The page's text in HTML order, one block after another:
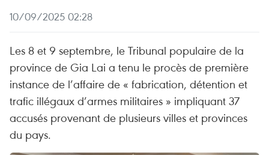
10/09/2025 02:28
Les 8 et 9 septembre, le Tribunal populaire de la
province de Gia Lai a tenu le procès de première
instance de l’affaire de « fabrication, détention et
trafic illégaux d’armes militaires » impliquant 37
accusés provenant de plusieurs villes et provinces
du pays.